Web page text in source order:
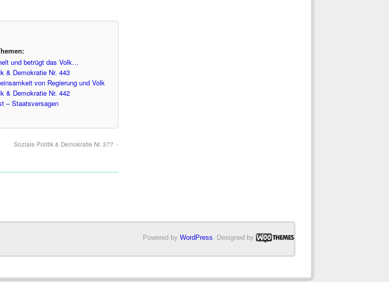
und betrügt das Volk…
& Demokratie Nr. 443
von Regierung und Volk
& Demokratie Nr. 442
– Staatsversagen
Soziale Politik & Demokratie Nr. 377
Powered by WordPress. Designed by